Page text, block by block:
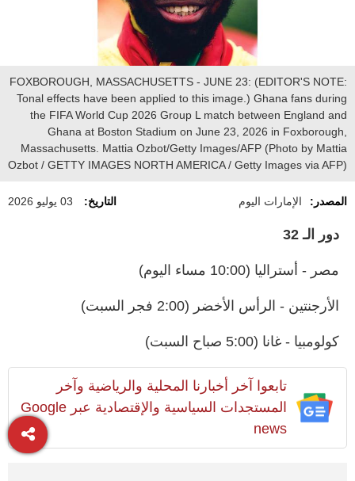
FOXBOROUGH, MASSACHUSETTS - JUNE 23: (EDITOR'S NOTE:
Tonal effects have been applied to this image.) Ghana fans during
the FIFA World Cup 2026 Group L match between England and
Ghana at Boston Stadium on June 23, 2026 in Foxborough,
Massachusetts. Mattia Ozbot/Getty Images/AFP (Photo by Mattia
Ozbot / GETTY IMAGES NORTH AMERICA / Getty Images via AFP)
المصدر: الإمارات اليوم التاريخ: 03 يوليو 2026
دور الـ 32
مصر - أستراليا (10:00 مساء اليوم)
الأرجنتين - الرأس الأخضر (2:00 فجر السبت)
كولومبيا - غانا (5:00 صباح السبت)
تابعوا آخر أخبارنا المحلية والرياضية وآخر
المستجدات السياسية والإقتصادية عبر Google
news